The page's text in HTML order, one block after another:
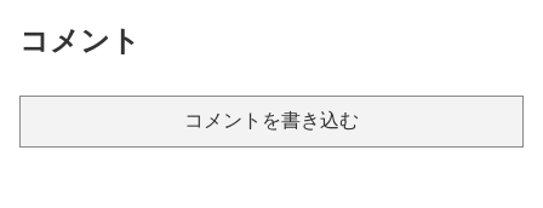
コメント
コメントを書き込む